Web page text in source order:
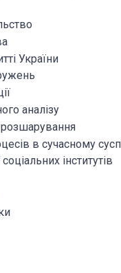
України
аналізу
розшарування
в сучасному
інститутів